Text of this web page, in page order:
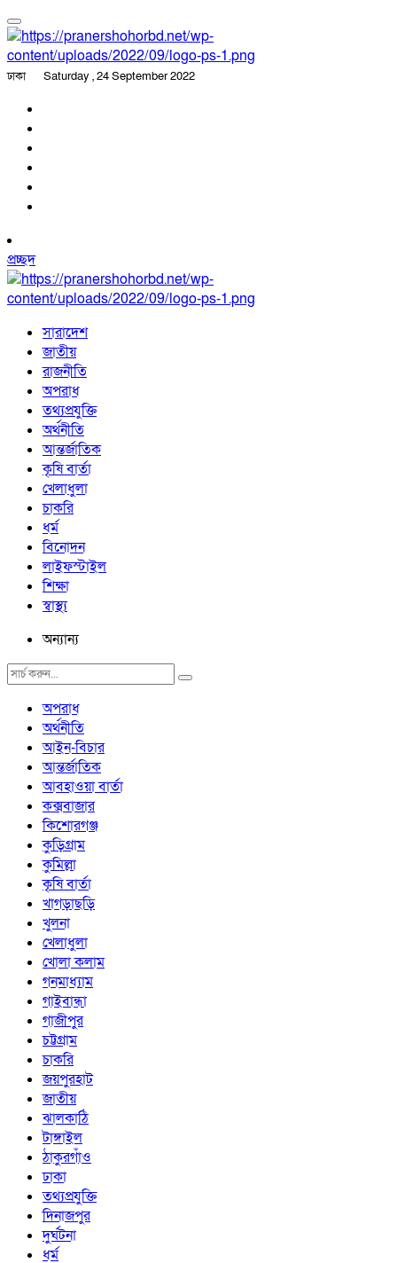
ঢাকা Saturday , 24 September 2022
প্রচ্ছদ
সারাদেশ
জাতীয়
রাজনীতি
অপরাধ
তথ্যপ্রযুক্তি
অর্থনীতি
আন্তর্জাতিক
কৃষি বার্তা
খেলাধুলা
চাকরি
ধর্ম
বিনোদন
লাইফস্টাইল
শিক্ষা
স্বাস্থ্য
অন্যান্য
অপরাধ
অর্থনীতি
আইন-বিচার
আন্তর্জাতিক
আবহাওয়া বার্তা
কক্সবাজার
কিশোরগঞ্জ
কুড়িগ্রাম
কুমিল্লা
কৃষি বার্তা
খাগড়াছড়ি
খুলনা
খেলাধুলা
খোলা কলাম
গনমাধ্যাম
গাইবান্ধা
গাজীপুর
চট্টগ্রাম
চাকরি
জয়পুরহাট
জাতীয়
ঝালকাঠি
টাঙ্গাইল
ঠাকুরগাঁও
ঢাকা
তথ্যপ্রযুক্তি
দিনাজপুর
দুর্ঘটনা
ধর্ম